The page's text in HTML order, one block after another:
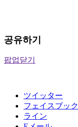
공유하기
팝업닫기
ツイッター
フェイスブック
ライン